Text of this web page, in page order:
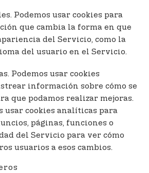
Podemos usar cookies para
que cambia la forma en que
del Servicio, como la
del usuario en el Servicio.
Podemos usar cookies
información sobre cómo se
que podamos realizar mejoras.
usar cookies analíticas para
páginas, funciones o
del Servicio para ver cómo
usuarios a esos cambios.